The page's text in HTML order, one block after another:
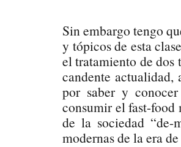
Sin embargo tengo
y tópicos de esta
el tratamiento de dos
candente actualidad,
por saber y
consumir el fast-
de la sociedad “de-
modernas de la era